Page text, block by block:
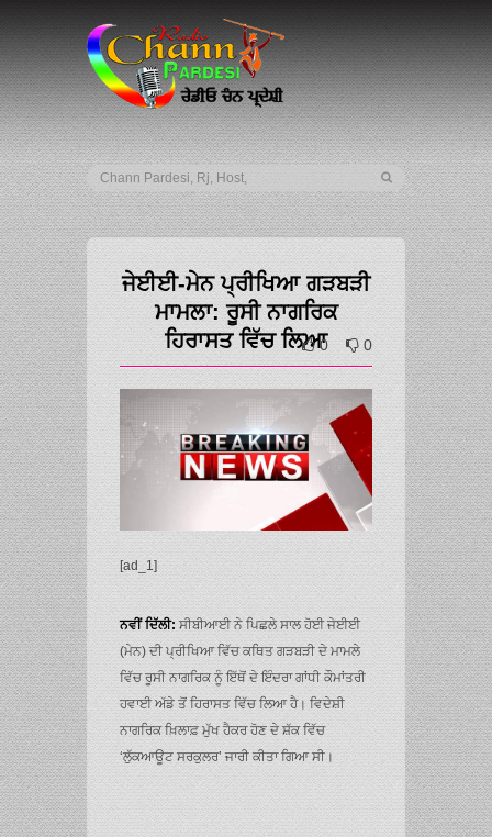
ਜੇਈਈ-ਮੇਨ ਪ੍ਰੀਖਿਆ ਗੜਬੜੀ
ਮਾਮਲਾ: ਰੂਸੀ ਨਾਗਰਿਕ
ਹਿਰਾਸਤ ਵਿੱਚ ਲਿਆ
0 0
[ad_1]
ਨਵੀਂ ਦਿੱਲੀ: ਸੀਬੀਆਈ ਨੇ ਪਿਛਲੇ ਸਾਲ ਹੋਈ ਜੇਈਈ
(ਮੇਨ) ਦੀ ਪ੍ਰੀਖਿਆ ਵਿੱਚ ਕਥਿਤ ਗੜਬੜੀ ਦੇ ਮਾਮਲੇ
ਵਿੱਚ ਰੂਸੀ ਨਾਗਰਿਕ ਨੂੰ ਇੱਥੋਂ ਦੇ ਇੰਦਰਾ ਗਾਂਧੀ ਕੌਮਾਂਤਰੀ
ਹਵਾਈ ਅੱਡੇ ਤੋਂ ਹਿਰਾਸਤ ਵਿੱਚ ਲਿਆ ਹੈ। ਵਿਦੇਸ਼ੀ
ਨਾਗਰਿਕ ਖ਼ਿਲਾਫ਼ ਮੁੱਖ ਹੈਕਰ ਹੋਣ ਦੇ ਸ਼ੱਕ ਵਿੱਚ
‘ਲੁੱਕਆਊਟ ਸਰਕੁਲਰ’ ਜਾਰੀ ਕੀਤਾ ਗਿਆ ਸੀ।